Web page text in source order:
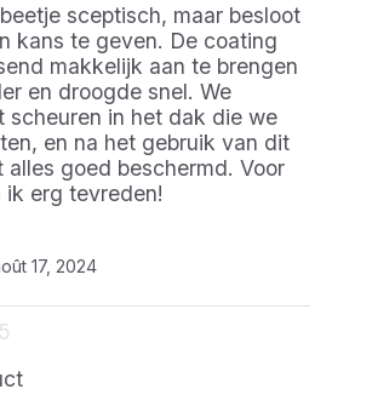
17, 2024
sceptisch, maar besloot
kans te geven. De coating
makkelijk aan te brengen
en droogde snel. We
scheuren in het dak die we
en na het gebruik van dit
alles goed beschermd. Voor
ik erg tevreden!